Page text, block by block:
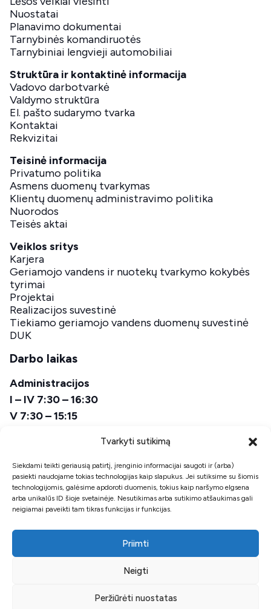
Tvarkyti sutikimą
Siekdami teikti geriausią patirtį, įrenginio informacijai saugoti ir (arba)
pasiekti naudojame tokias technologijas kaip slapukus. Jei sutiksime su šiomis
technologijomis, galėsime apdoroti duomenis, tokius kaip naršymo elgsena
arba unikalūs ID šioje svetainėje. Nesutikimas arba sutikimo atšaukimas gali
neigiamai paveikti tam tikras funkcijas ir funkcijas.
Priimti
Neigti
Peržiūrėti nuostatas
Nuostatai
Planavimo dokumentai
Tarnybinės komandiruotės
Tarnybiniai lengvieji automobiliai
Struktūra ir kontaktinė informacija
Vadovo darbotvarkė
Valdymo struktūra
El. pašto sudarymo tvarka
Kontaktai
Rekvizitai
Teisinė informacija
Privatumo politika
Asmens duomenų tvarkymas
Klientų duomenų administravimo politika
Nuorodos
Teisės aktai
Veiklos sritys
Karjera
Geriamojo vandens ir nuotekų tvarkymo kokybės
tyrimai
Projektai
Realizacijos suvestinė
Tiekiamo geriamojo vandens duomenų suvestinė
DUK
Darbo laikas
Administracijos
I – IV 7:30 – 16:30
V 7:30 – 15:15
Avarinės tarnybos
00:00 – 24:00
PictureIDeas
Privatumo politika
Klientų duomenų administravimo politika